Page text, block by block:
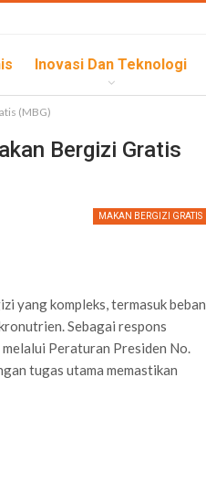
Inovasi Dan Teknologi
(MBG)
Bergizi Gratis
MAKAN BERGIZI GRATIS
yang kompleks, termasuk beban
Sebagai respons
Peraturan Presiden No.
tugas utama memastikan